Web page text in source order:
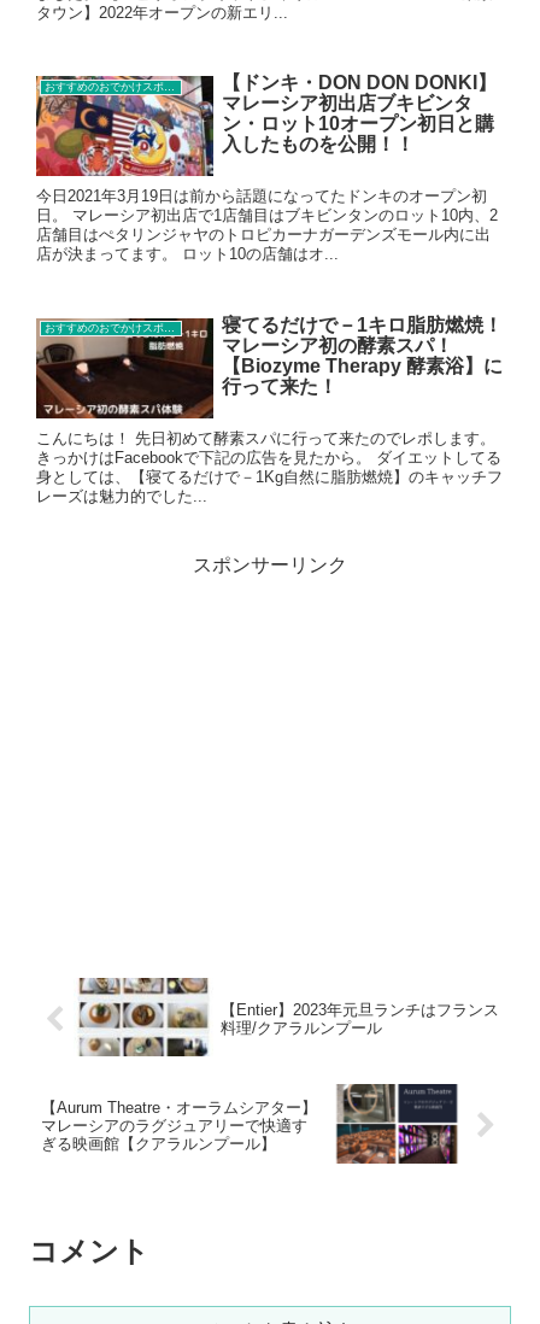
タウン】2022年オープンの新エリ...
おすすめのおでかけスポット
【ドンキ・DON DON DONKI】
マレーシア初出店ブキビンタ
ン・ロット10オープン初日と購
入したものを公開！！
今日2021年3月19日は前から話題になってたドンキのオープン初
日。 マレーシア初出店で1店舗目はブキビンタンのロット10内、2
店舗目はぺタリンジャヤのトロピカーナガーデンズモール内に出
店が決まってます。 ロット10の店舗はオ...
おすすめのおでかけスポット
寝てるだけで－1キロ脂肪燃焼！
マレーシア初の酵素スパ！
【Biozyme Therapy 酵素浴】に
行って来た！
こんにちは！ 先日初めて酵素スパに行って来たのでレポします。
きっかけはFacebookで下記の広告を見たから。 ダイエットしてる
身としては、【寝てるだけで－1Kg自然に脂肪燃焼】のキャッチフ
レーズは魅力的でした...
スポンサーリンク
【Entier】2023年元旦ランチはフランス
料理/クアラルンプール
【Aurum Theatre・オーラムシアター】
マレーシアのラグジュアリーで快適す
ぎる映画館【クアラルンプール】
コメント